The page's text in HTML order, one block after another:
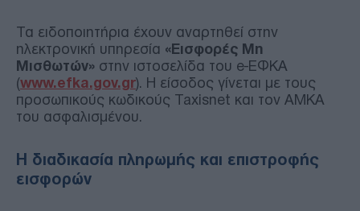
Τα ειδοποιητήρια έχουν αναρτηθεί στην
ηλεκτρονική υπηρεσία «Εισφορές Μη
Μισθωτών» στην ιστοσελίδα του e-ΕΦΚΑ
(www.efka.gov.gr). Η είσοδος γίνεται με τους
προσωπικούς κωδικούς Taxisnet και τον ΑΜΚΑ
του ασφαλισμένου.
Η διαδικασία πληρωμής και επιστροφής
εισφορών